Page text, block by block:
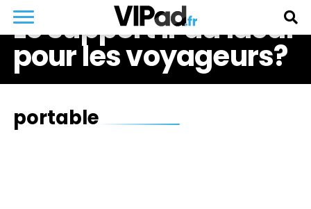
Le support iPad idéal
pour les voyageurs?
portable